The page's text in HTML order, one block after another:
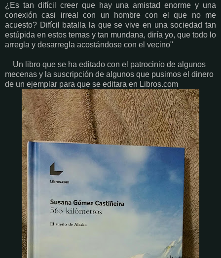
¿Es tan difícil creer que hay una amistad enorme y una
conexión casi irreal con un hombre con el que no me
acuesto? Difícil batalla la que se vive en una sociedad tan
estúpida en estos temas y tan mundana, diría yo, que todo lo
arregla y desarregla acostándose con el vecino"
Un libro que se ha editado con el patrocinio de algunos
mecenas y la suscripción de algunos que pusimos el dinero
de un ejemplar para que se editara en Libros.com